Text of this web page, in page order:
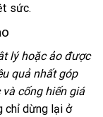
sức.
lý hoặc ảo được
quả nhất góp
cống hiến giá
chỉ dừng lại ở